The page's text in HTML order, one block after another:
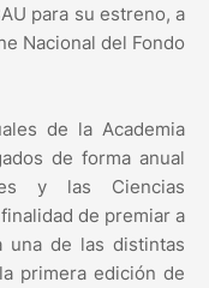
para su estreno, a
Nacional del Fondo
de la Academia
de forma anual
y las Ciencias
de premiar a
una de las distintas
primera edición de